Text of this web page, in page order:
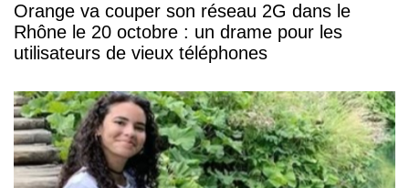
Orange va couper son réseau 2G dans le
Rhône le 20 octobre : un drame pour les
utilisateurs de vieux téléphones